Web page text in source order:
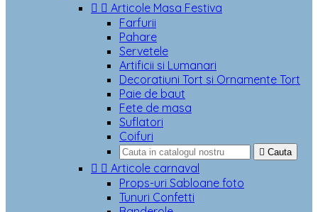
  Articole Masa Festiva
Farfurii
Pahare
Servetele
Artificii si Lumanari
Decoratiuni Tort si Ornamente Tort
Paie de baut
Fete de masa
Suflatori
Coifuri
 Cauta
  Articole carnaval
Props-uri Sabloane foto
Tunuri Confetti